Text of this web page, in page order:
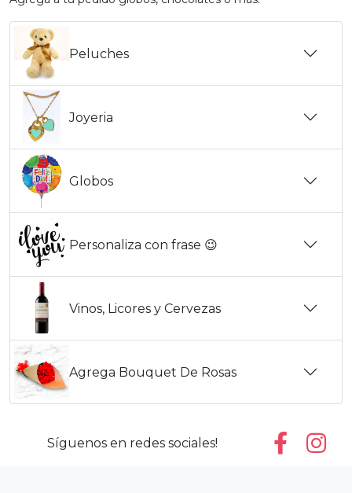
Peluches
Joyeria
Globos
Personaliza con frase 😉
Vinos, Licores y Cervezas
Agrega Bouquet De Rosas
Síguenos en redes sociales!